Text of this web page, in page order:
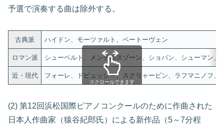
予選で演奏する曲は除外する。
古典派 ハイドン、モーツァルト、ベートーヴェン
ロマン派 シューベルト、メンデルスゾーン、ショパン、シューマン
近・現代 フォーレ、ドビュッシー、スクリャービン、ラフマニノフ
スクロールできます
(2) 第12回浜松国際ピアノコンクールのために作曲された
日本人作曲家（猿谷紀郎氏）による新作品（5～7分程